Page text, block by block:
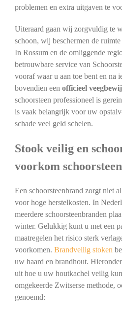
problemen en extra uitgaven te
Uiteraard gaan wij zorgvuldig te
schoon, wij beschermen de ruimte
In Rossum en de omliggende
betrouwbare service van
vooraf waar u aan toe bent en na
bovendien een officieel
schoorsteen professioneel is
is vaak belangrijk voor uw
schade veel geld schelen.
Stook veilig en
voorkom
Een schoorsteenbrand zorgt niet
voor hoge herstelkosten. In
meerdere schoorsteenbranden
winter. Gelukkig kunt u met een
maatregelen het risico sterk
voorkomen. Brandveilig stoken
uw haard en brandhout.
uit hoe u uw houtkachel veilig
omgekeerde Zwitserse methode,
genoemd: